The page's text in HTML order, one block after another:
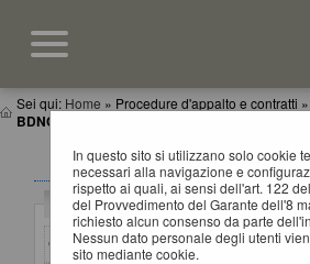
Sei qui: Home » Procedure d'appalto e contratti »
BDNCP
In questo sito si utilizzano solo cookie
necessari alla navigazione e
rispetto ai quali, ai sensi dell'art. 122
del Provvedimento del Garante dell'8
richiesto alcun consenso da parte
Nessun dato personale degli utenti
sito mediante cookie.
RIEPILOGO CONTRATTI
Criteri di ricerca
CIG: